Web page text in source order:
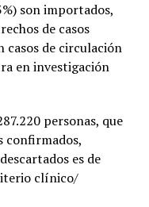
son importados,
de casos
casos de circulación
en investigación
personas, que
confirmados,
es de
clínico/